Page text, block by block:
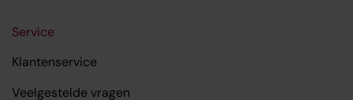
Service
Klantenservice
Veelgestelde vragen